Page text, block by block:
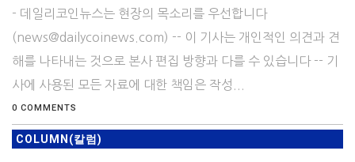
- 데일리코인뉴스는 현장의 목소리를 우선합니다
(news@dailycoinews.com) -- 이 기사는 개인적인 의견과 견
해를 나타내는 것으로 본사 편집 방향과 다를 수 있습니다 -- 기
사에 사용된 모든 자료에 대한 책임은 작성...
0 COMMENTS
COLUMN(칼럼)